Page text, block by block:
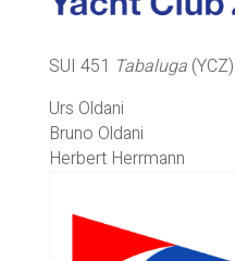
SUI 451 Tabaluga(YCZ)
Urs Oldani
Bruno Oldani
Herbert Herrmann